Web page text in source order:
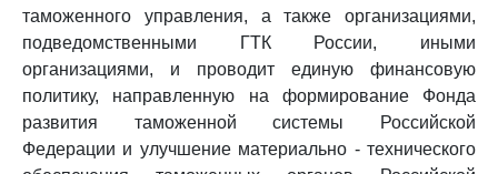
таможенного управления, а также организациями,
подведомственными ГТК России, иными
организациями, и проводит единую финансовую
политику, направленную на формирование Фонда
развития таможенной системы Российской
Федерации и улучшение материально - технического